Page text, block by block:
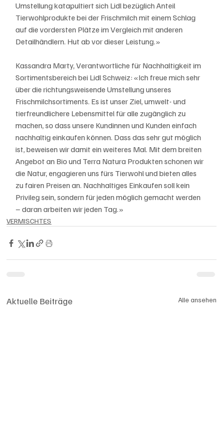
Umstellung katapultiert sich Lidl bezüglich Anteil
Tierwohlprodukte bei der Frischmilch mit einem Schlag
auf die vordersten Plätze im Vergleich mit anderen
Detailhändlern. Hut ab vor dieser Leistung.»
Kassandra Marty, Verantwortliche für Nachhaltigkeit im
Sortimentsbereich bei Lidl Schweiz: «Ich freue mich sehr
über die richtungsweisende Umstellung unseres
Frischmilchsortiments. Es ist unser Ziel, umwelt- und
tierfreundlichere Lebensmittel für alle zugänglich zu
machen, so dass unsere Kundinnen und Kunden einfach
nachhaltig einkaufen können. Dass das sehr gut möglich
ist, beweisen wir damit ein weiteres Mal. Mit dem breiten
Angebot an Bio und Terra Natura Produkten schonen wir
die Natur, engagieren uns fürs Tierwohl und bieten alles
zu fairen Preisen an. Nachhaltiges Einkaufen soll kein
Privileg sein, sondern für jeden möglich gemacht werden
– daran arbeiten wir jeden Tag.»
VERMISCHTES
Aktuelle Beiträge Alle ansehen